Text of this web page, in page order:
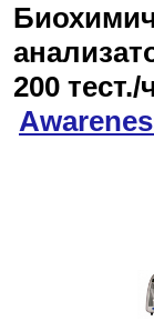
Библиотека
Войти
Сравнение
200